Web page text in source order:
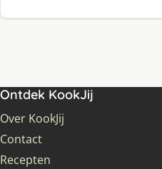
Ontdek KookJij
Over KookJij
Contact
Recepten